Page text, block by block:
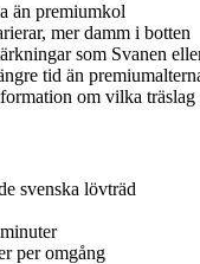
än premiumkol
mer damm i botten
som Svanen
tid än
om vilka träslag
svenska lövträd
per omgång